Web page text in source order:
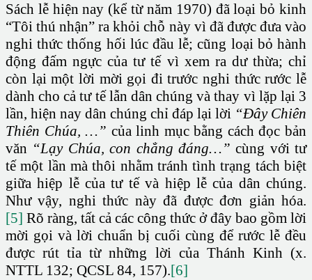
Sách lễ hiện nay (kể từ năm 1970) đã loại bỏ kinh
“Tôi thú nhận” ra khỏi chỗ này vì đã được đưa vào
nghi thức thống hối lúc đầu lễ; cũng loại bỏ hành
động đấm ngực của tư tế vì xem ra dư thừa; chỉ
còn lại một lời mời gọi đi trước nghi thức rước lễ
dành cho cả tư tế lẫn dân chúng và thay vì lặp lại 3
lần, hiện nay dân chúng chỉ đáp lại lời “Đây Chiên
Thiên Chúa, …” của linh mục bằng cách đọc bản
văn “Lạy Chúa, con chẳng đáng…” cùng với tư
tế một lần mà thôi nhằm tránh tình trạng tách biệt
giữa hiệp lễ của tư tế và hiệp lễ của dân chúng.
Như vậy, nghi thức này đã được đơn giản hóa.
[5] Rõ ràng, tất cả các công thức ở đây bao gồm lời
mời gọi và lời chuẩn bị cuối cùng để rước lễ đều
được rút tỉa từ những lời của Thánh Kinh (x.
NTTL 132; QCSL 84, 157).[6]